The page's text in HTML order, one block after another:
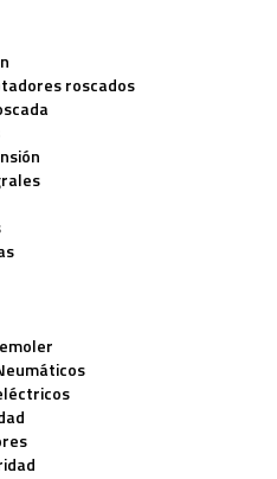
roscados